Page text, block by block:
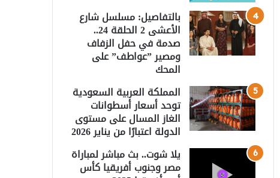
بالتفاصيل: مسلسل شارع
الأعشى 2 الحلقة 24..
صدمة في حفل الزفاف
ومصير ”عواطف” على
المحك
المملكة العربية السعودية
توحد أسعار أسطوانات
الغاز المسال على مستوى
الدولة اعتبارًا من يناير 2026
يلا شوت.. بث مباشر لمباراة
مصر وجنوب أفريقيا كأس